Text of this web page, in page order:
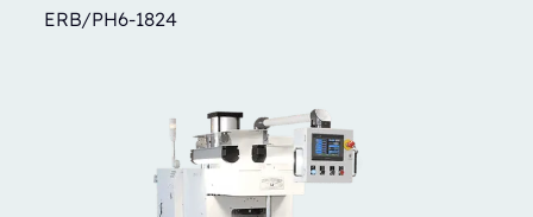
ERB/PH6-1824